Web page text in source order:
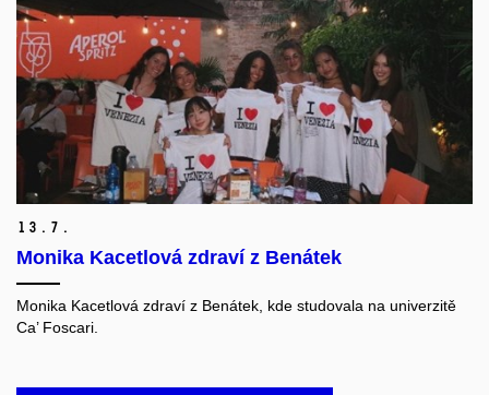
13. 7.
Monika Kacetlová zdraví z Benátek
Monika Kacetlová zdraví z Benátek, kde studovala na univerzitě
Ca’ Foscari.